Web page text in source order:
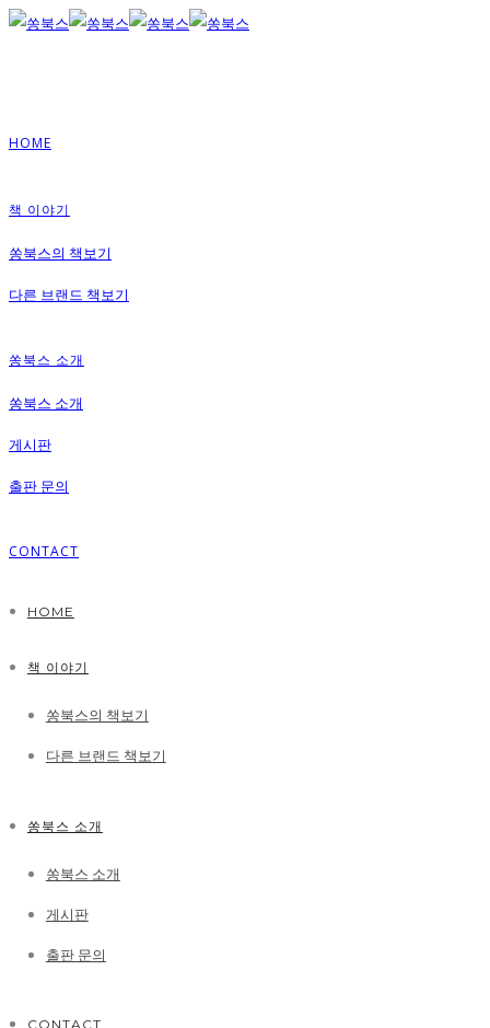
HOME
책 이야기
쏭북스의 책보기
다른 브랜드 책보기
쏭북스 소개
쏭북스 소개
게시판
출판 문의
CONTACT
HOME
책 이야기
쏭북스의 책보기
다른 브랜드 책보기
쏭북스 소개
쏭북스 소개
게시판
출판 문의
CONTACT